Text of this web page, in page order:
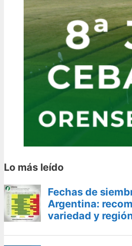
Lo más leído
Fechas de
Argentina:
variedad y